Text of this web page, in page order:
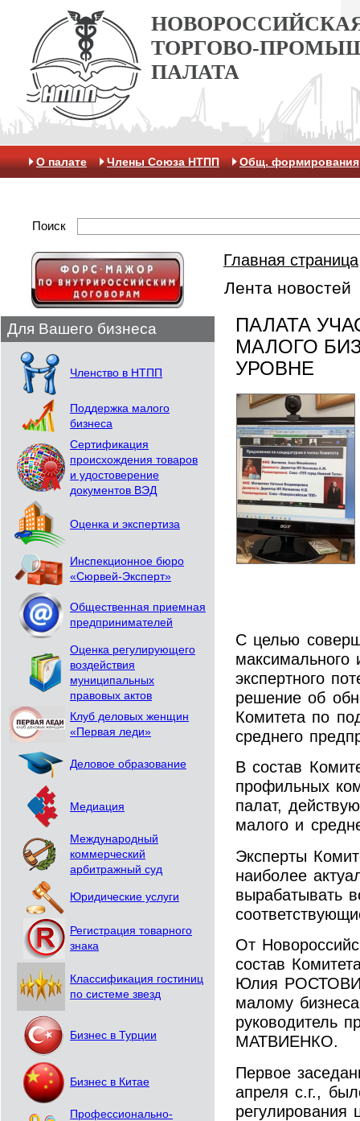
ТОРГОВО-
ПАЛАТА
О палате Члены Союза НТПП Общ. формирования
Поиск
Для Вашего бизнеса
Членство в НТПП
Поддержка малого
бизнеса
Сертификация
происхождения товаров
и удостоверение
документов ВЭД
Оценка и экспертиза
Инспекционное бюро
«Сюрвей-Эксперт»
Общественная приемная
предпринимателей
Оценка регулирующего
воздействия
муниципальных
правовых актов
Клуб деловых женщин
«Первая леди»
Деловое образование
Медиация
Международный
коммерческий
арбитражный суд
Юридические услуги
Регистрация товарного
знака
Классификация гостиниц
по системе звезд
Бизнес в Турции
Бизнес в Китае
Профессионально-
Главная страница
Лента новостей
ПАЛАТА
МАЛОГО
УРОВНЕ
С целью
максимального
экспертного
решение об
Комитета по
среднего
В состав
профильных
палат,
малого и
Эксперты
наиболее
вырабатывать
От
состав
Юлия
малому
руководитель
МАТВИЕНКО.
Первое
апреля с.г.,
регулирования